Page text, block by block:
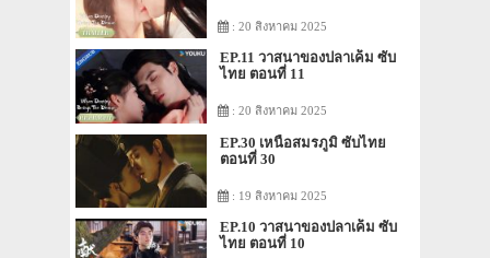
: 20 สิงหาคม 2025
EP.11 วาสนาของปลาเค็ม ซับ
ไทย ตอนที่ 11
: 20 สิงหาคม 2025
EP.30 เหนือสมรภูมิ ซับไทย
ตอนที่ 30
: 19 สิงหาคม 2025
EP.10 วาสนาของปลาเค็ม ซับ
ไทย ตอนที่ 10